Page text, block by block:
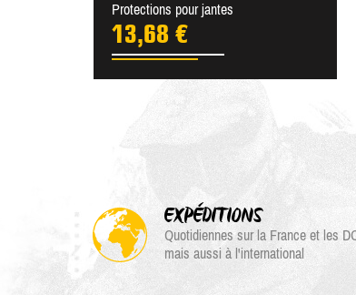
Protections pour jantes
13,68 €
EXPÉDITIONS
Quotidiennes sur la France et les
mais aussi à l'international